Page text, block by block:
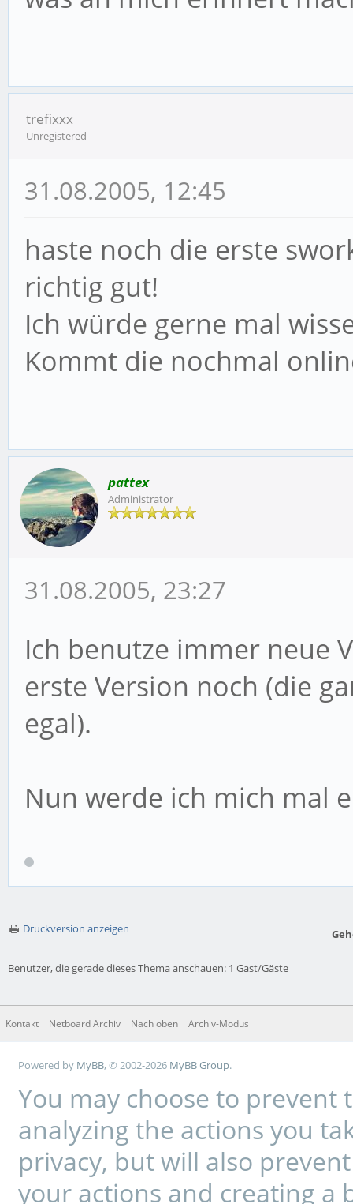
trefixxx
Unregistered
31.08.2005, 12:45
haste noch die erste
richtig gut!
Ich würde gerne mal
Kommt die nochmal
pattex
Administrator
31.08.2005, 23:27
Ich benutze immer neue
erste Version noch (die
egal).
Nun werde ich mich mal
Druckversion anzeigen
Benutzer, die gerade dieses Thema anschauen: 1 Gast/Gäste
Kontakt Netboard Archiv Nach oben Archiv-Modus
Powered by MyBB, © 2002-2026 MyBB Group.
You may choose to
analyzing the actions you
privacy, but will also
your actions and creating a